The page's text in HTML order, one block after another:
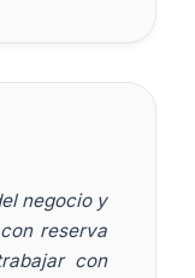
negocio y
reserva
con